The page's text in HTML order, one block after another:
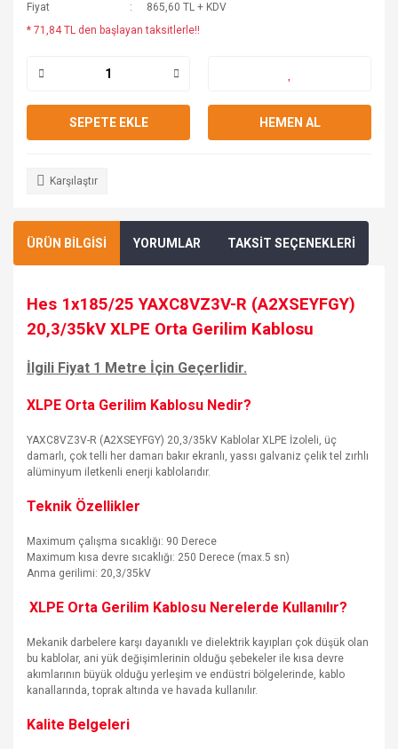
Fiyat
865,60 TL + KDV
* 71,84 TL den başlayan taksitlerle!!
SEPETE EKLE HEMEN AL
Karşılaştır
ÜRÜN BİLGİSİ YORUMLAR TAKSİT SEÇENEKLERİ
Hes 1x185/25YAXC8VZ3V-R (A2XSEYFGY)
20,3/35kV XLPE Orta Gerilim Kablosu
İlgili Fiyat 1 Metre İçin Geçerlidir.
XLPE Orta Gerilim Kablosu Nedir?
YAXC8VZ3V-R (A2XSEYFGY) 20,3/35kV Kablolar XLPE İzoleli, üç
damarlı, çok telli her damarı bakır ekranlı, yassı galvaniz çelik tel zırhlı
alüminyum iletkenli enerji kablolarıdır.
Teknik Özellikler
Maximum çalışma sıcaklığı: 90 Derece
Maximum kısa devre sıcaklığı: 250 Derece (max.5 sn)
Anma gerilimi: 20,3/35kV
XLPE Orta Gerilim Kablosu Nerelerde Kullanılır?
Mekanik darbelere karşı dayanıklı ve dielektrik kayıpları çok düşük olan
bu kablolar, ani yük değişimlerinin olduğu şebekeler ile kısa devre
akımlarının büyük olduğu yerleşim ve endüstri bölgelerinde, kablo
kanallarında, toprak altında ve havada kullanılır.
Kalite Belgeleri